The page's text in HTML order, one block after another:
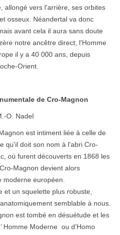
allongé vers l'arrière, ses orbites
osseux. Néandertal va donc
avant cela il aura sans doute
notre ancêtre direct, l'Homme
il y a 40 000 ans, depuis
Orient.
de Cro-Magnon
est intiment liée à celle de
qu'il doit son nom à l'abri Cro-
où furent découverts en 1868 les
Magnon devient alors
européen.
et un squelette plus robuste,
semblable à nous.
est tombé en désuétude et les
Homme Moderne ou d’Homo